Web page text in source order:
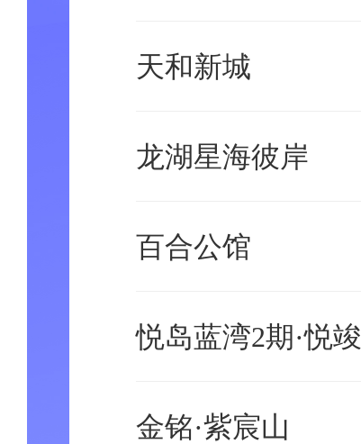
天和新城
龙湖星海彼岸
百合公馆
悦岛蓝湾2期·悦竣
金铭·紫宸山